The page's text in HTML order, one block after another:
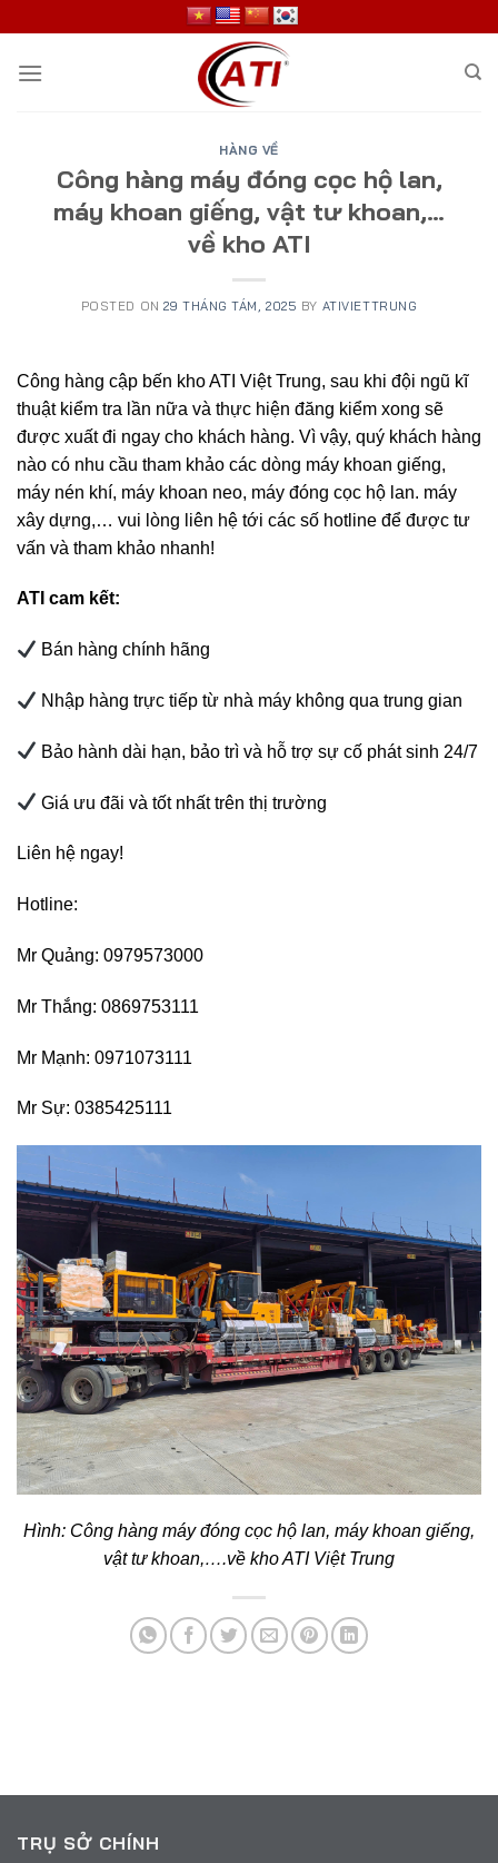
to
content
HÀNG VỀ
Công hàng máy đóng cọc hộ lan,
máy khoan giếng, vật tư khoan,…
về kho ATI
POSTED ON29 THÁNG TÁM, 2025 BY ATIVIETTRUNG
Công hàng cập bến kho ATI Việt Trung, sau khi đội ngũ kĩ
thuật kiểm tra lần nữa và thực hiện đăng kiểm xong sẽ
được xuất đi ngay cho khách hàng. Vì vậy, quý khách hàng
nào có nhu cầu tham khảo các dòng máy khoan giếng,
máy nén khí, máy khoan neo, máy đóng cọc hộ lan. máy
xây dựng,… vui lòng liên hệ tới các số hotline để được tư
vấn và tham khảo nhanh!
ATI cam kết:
Bán hàng chính hãng
Nhập hàng trực tiếp từ nhà máy không qua trung gian
Bảo hành dài hạn, bảo trì và hỗ trợ sự cố phát sinh 24/7
Giá ưu đãi và tốt nhất trên thị trường
Liên hệ ngay!
Hotline:
Mr Quảng: 0979573000
Mr Thắng: 0869753111
Mr Mạnh: 0971073111
Mr Sự: 0385425111
Hình: Công hàng máy đóng cọc hộ lan, máy khoan giếng,
vật tư khoan,….về kho ATI Việt Trung
TRỤ SỞ CHÍNH